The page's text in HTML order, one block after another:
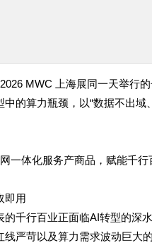
2026 MWC
上海展同一天举行
的算力瓶颈，以“数据不出
一体化服务产商品，赋能千
即用
的千行百业正面临AI转型的深
严苛以及算力需求波动巨大